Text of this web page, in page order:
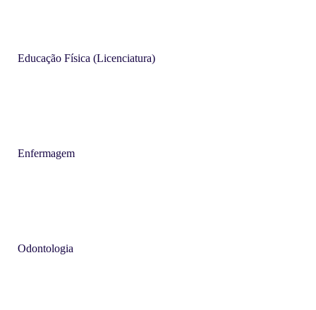
Educação Física (Licenciatura)
Enfermagem
Odontologia